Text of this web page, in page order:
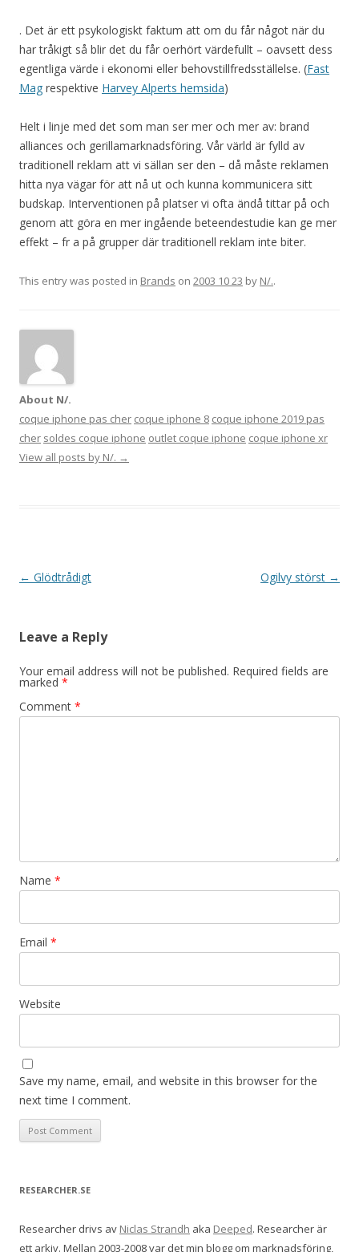
. Det är ett psykologiskt faktum att om du får något när du
har tråkigt så blir det du får oerhört värdefullt – oavsett dess
egentliga värde i ekonomi eller behovstillfredsställelse. (Fast
Mag respektive Harvey Alperts hemsida)
Helt i linje med det som man ser mer och mer av: brand
alliances och gerillamarknadsföring. Vår värld är fylld av
traditionell reklam att vi sällan ser den – då måste reklamen
hitta nya vägar för att nå ut och kunna kommunicera sitt
budskap. Interventionen på platser vi ofta ändå tittar på och
genom att göra en mer ingående beteendestudie kan ge mer
effekt – fr a på grupper där traditionell reklam inte biter.
This entry was posted in Brands on 2003 10 23 by N/..
About N/.
coque iphone pas cher coque iphone 8 coque iphone 2019 pas
cher soldes coque iphone outlet coque iphone coque iphone xr
View all posts by N/. →
Post navigation
← Glödtrådigt Ogilvy störst →
Leave a Reply
Your email address will not be published. Required fields are
marked *
Comment *
Name *
Email *
Website
Save my name, email, and website in this browser for the
next time I comment.
RESEARCHER.SE
Researcher drivs av Niclas Strandh aka Deeped. Researcher är
ett arkiv. Mellan 2003-2008 var det min blogg om marknadsföring,